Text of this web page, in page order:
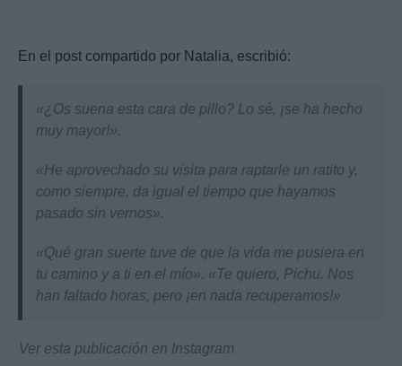
En el post compartido por Natalia, escribió:
«¿Os suena esta cara de pillo? Lo sé, ¡se ha hecho
muy mayor!».
«He aprovechado su visita para raptarle un ratito y,
como siempre, da igual el tiempo que hayamos
pasado sin vernos».
«Qué gran suerte tuve de que la vida me pusiera en
tu camino y a ti en el mío». «Te quiero, Pichu. Nos
han faltado horas, pero ¡en nada recuperamos!»
Ver esta publicación en Instagram